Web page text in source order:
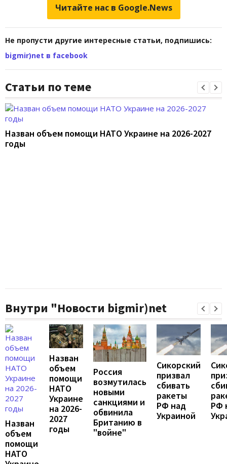
Читайте нас в Google.News
Не пропусти другие интересные статьи, подпишись:
bigmir)net в facebook
Статьи по теме
Назван объем помощи НАТО Украине на 2026-2027
годы
Внутри "Новости bigmir)net
Назван
объем
помощи
НАТО
Назван
объем
помощи
НАТО
Украине
на 2026-
2027
годы
Россия
возмутилась
новыми
санкциями и
обвинила
Британию в
"войне"
Сикорский
призвал
сбивать
ракеты
РФ над
Украиной
РФ